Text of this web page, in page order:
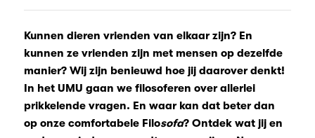
Kunnen dieren vrienden van elkaar zijn? En
kunnen ze vrienden zijn met mensen op dezelfde
manier? Wij zijn benieuwd hoe jij daarover denkt!
In het UMU gaan we filosoferen over allerlei
prikkelende vragen. En waar kan dat beter dan
op onze comfortabele Filosofa? Ontdek wat jij en